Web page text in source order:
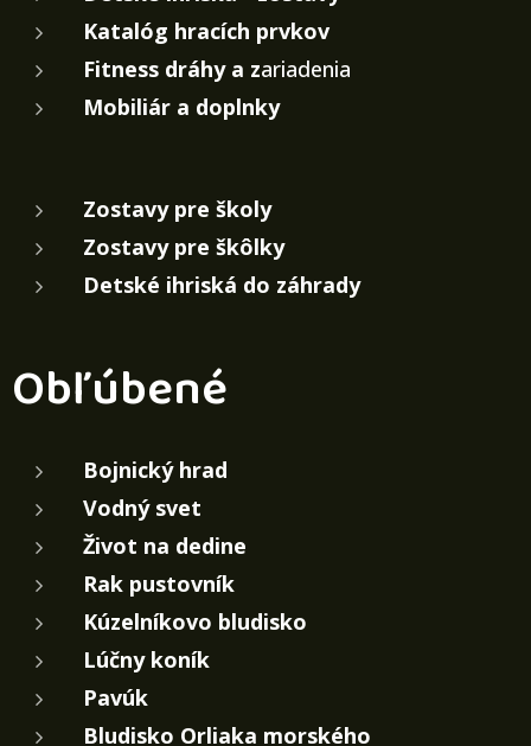
Katalóg hracích prvkov
Fitness dráhy a zariadenia
Mobiliár a doplnky
Zostavy pre školy
Zostavy pre škôlky
Detské ihriská do záhrady
Obľúbené
Bojnický hrad
Vodný svet
Život na dedine
Rak pustovník
Kúzelníkovo bludisko
Lúčny koník
Pavúk
Bludisko Orliaka morského